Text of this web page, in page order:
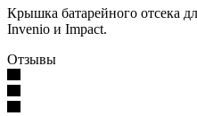
Крышка батарейного отсека
Invenio и Impact.
Отзывы